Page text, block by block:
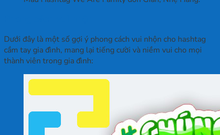
Dưới đây là một số gợi ý phong cách vui nhộn cho hashtag
cầm tay gia đình, mang lại tiếng cười và niềm vui cho mọi
thành viên trong gia đình: